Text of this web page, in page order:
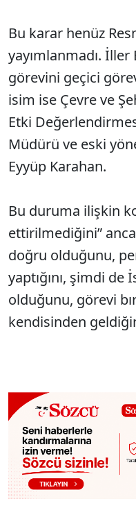
Bu karar henüz
yayımlanmadı.
görevini geçici
isim ise Çevre ve
Etki
Müdürü ve eski
Eyyüp Karahan.
Bu duruma ilişkin
ettirilmediğini”
doğru olduğunu,
yaptığını, şimdi
olduğunu, görevi
kendisinden